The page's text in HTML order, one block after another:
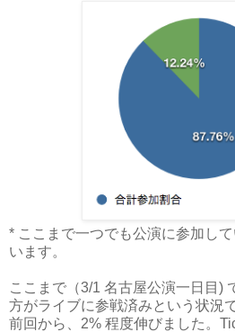
* ここまで一つでも公演に参加し
います。
ここまで（3/1 名古屋公演一日目)
方がライブに参戦済みという状況で
前回から、2% 程度伸びました。